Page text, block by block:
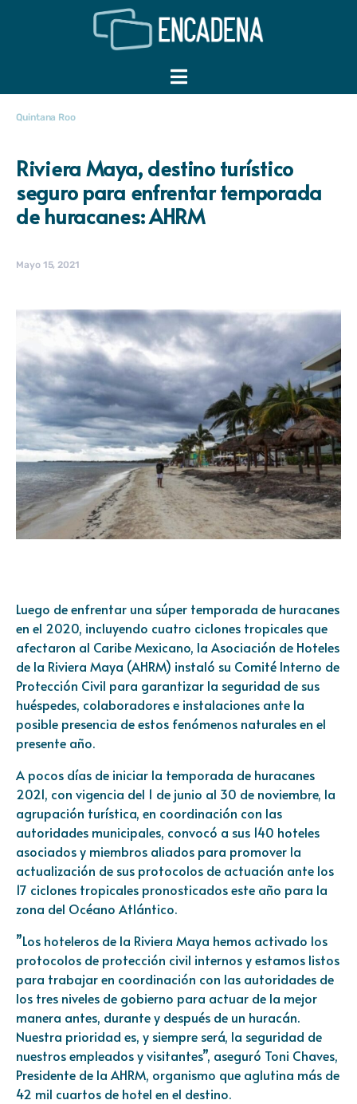
Quintana Roo
Riviera Maya, destino turístico
seguro para enfrentar temporada
de huracanes: AHRM
Mayo 15, 2021
Luego de enfrentar una súper temporada de huracanes
en el 2020, incluyendo cuatro ciclones tropicales que
afectaron al Caribe Mexicano, la Asociación de Hoteles
de la Riviera Maya (AHRM) instaló su Comité Interno de
Protección Civil para garantizar la seguridad de sus
huéspedes, colaboradores e instalaciones ante la
posible presencia de estos fenómenos naturales en el
presente año.
A pocos días de iniciar la temporada de huracanes
2021, con vigencia del 1 de junio al 30 de noviembre, la
agrupación turística, en coordinación con las
autoridades municipales, convocó a sus 140 hoteles
asociados y miembros aliados para promover la
actualización de sus protocolos de actuación ante los
17 ciclones tropicales pronosticados este año para la
zona del Océano Atlántico.
”Los hoteleros de la Riviera Maya hemos activado los
protocolos de protección civil internos y estamos listos
para trabajar en coordinación con las autoridades de
los tres niveles de gobierno para actuar de la mejor
manera antes, durante y después de un huracán.
Nuestra prioridad es, y siempre será, la seguridad de
nuestros empleados y visitantes”, aseguró Toni Chaves,
Presidente de la AHRM, organismo que aglutina más de
42 mil cuartos de hotel en el destino.